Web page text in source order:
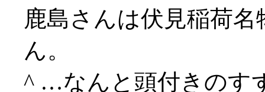
鹿島さんは伏見稲荷
ん。
^ …なんと頭付きのす